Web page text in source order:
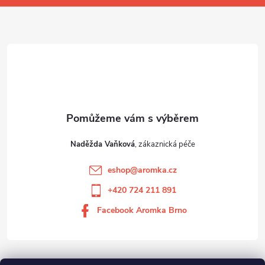
í
Naděžda Vaňková
eshop@aromka.cz
+420 724 211 891
Facebook Aromka Brno